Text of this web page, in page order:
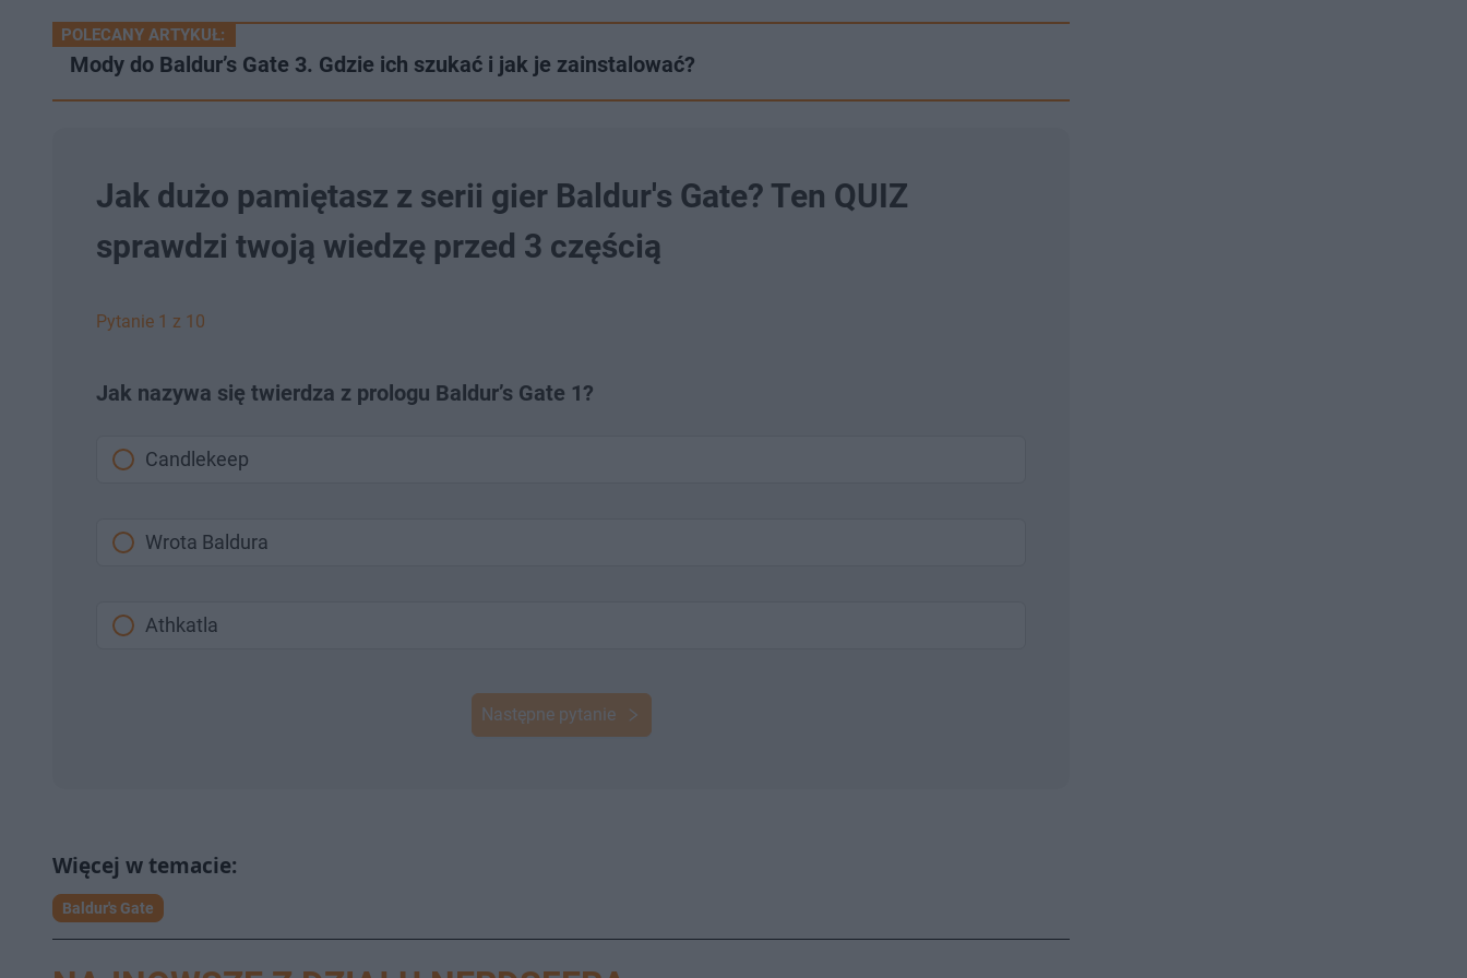
POLECANY ARTYKUŁ:
Mody do Baldur’s Gate 3. Gdzie ich szukać i jak je zainstalować?
Jak dużo pamiętasz z serii gier Baldur's Gate? Ten QUIZ
sprawdzi twoją wiedzę przed 3 częścią
Pytanie 1 z 10
Jak nazywa się twierdza z prologu Baldur’s Gate 1?
Candlekeep
Wrota Baldura
Athkatla
Następne pytanie
Baldur's Gate